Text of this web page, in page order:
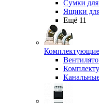
Сумки для
Ящики
Ещё 11